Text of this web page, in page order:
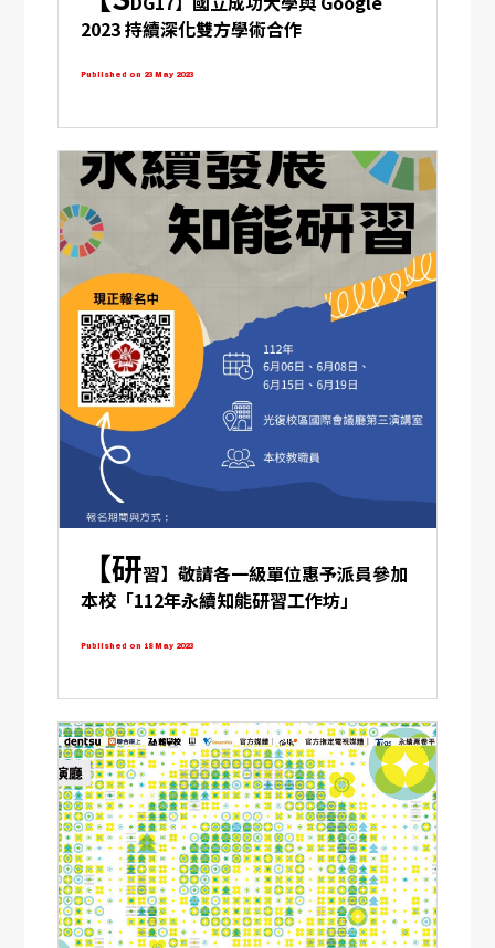
2023 持續深化雙方學術合作
Published on 23 May 2023
【研習】敬請各一級單位惠予派員參加
本校「112年永續知能研習工作坊」
Published on 18 May 2023